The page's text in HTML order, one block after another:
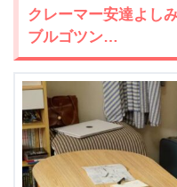
クレーマー安達よし
ブルゴツン…